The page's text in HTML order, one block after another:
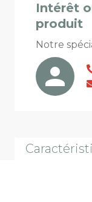
Intérêt
produit
Notre